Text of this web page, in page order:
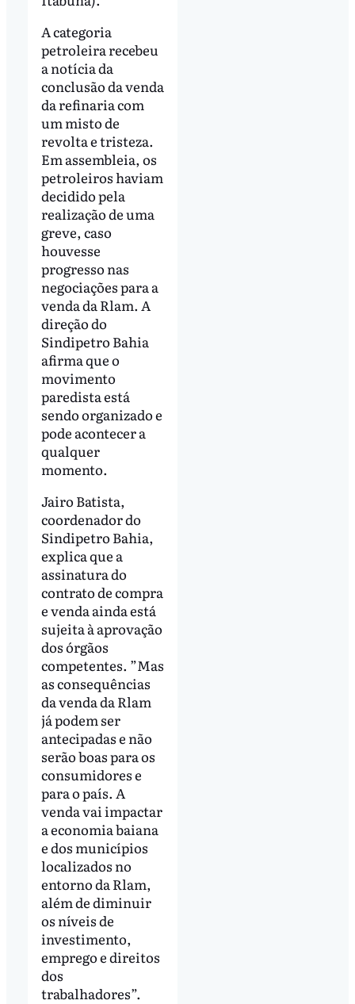
A categoria
petroleira recebeu
a notícia da
conclusão da venda
da refinaria com
um misto de
revolta e tristeza.
Em assembleia, os
petroleiros haviam
decidido pela
realização de uma
greve, caso
houvesse
progresso nas
negociações para a
venda da Rlam. A
direção do
Sindipetro Bahia
afirma que o
movimento
paredista está
sendo organizado e
pode acontecer a
qualquer
momento.
Jairo Batista,
coordenador do
Sindipetro Bahia,
explica que a
assinatura do
contrato de compra
e venda ainda está
sujeita à aprovação
dos órgãos
competentes. ”Mas
as consequências
da venda da Rlam
já podem ser
antecipadas e não
serão boas para os
consumidores e
para o país. A
venda vai impactar
a economia baiana
e dos municípios
localizados no
entorno da Rlam,
além de diminuir
os níveis de
investimento,
emprego e direitos
dos
trabalhadores”.